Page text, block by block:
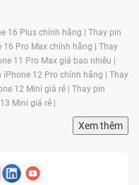
16 Plus chính hãng | Thay pin
16 Pro Max chính hãng | Thay
11 Pro Max giá bao nhiêu |
iPhone 12 Pro chính hãng | Thay
12 Mini giá rẻ | Thay pin
Mini giá rẻ |
Xem thêm